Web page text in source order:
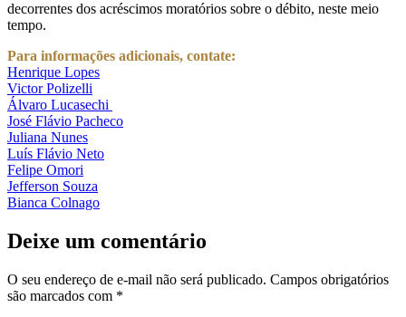
decorrentes dos acréscimos moratórios sobre o débito, neste meio
tempo.
Para informações adicionais, contate:
Henrique Lopes
Victor Polizelli
Álvaro Lucasechi
José Flávio Pacheco
Juliana Nunes
Luís Flávio Neto
Felipe Omori
Jefferson Souza
Bianca Colnago
Deixe um comentário
O seu endereço de e-mail não será publicado. Campos obrigatórios
são marcados com *